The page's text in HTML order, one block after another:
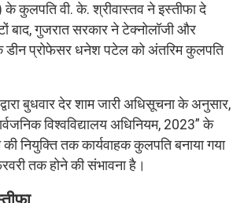
के कुलपति वी. के. श्रीवास्तव ने इस्तीफा दे
बाद, गुजरात सरकार ने टेक्नोलॉजी और
के डीन प्रोफेसर धनेश पटेल को अंतरिम कुलपति
द्वारा बुधवार देर शाम जारी अधिसूचना के अनुसार,
विश्वविद्यालय अधिनियम, 2023” के
नियुक्ति तक कार्यवाहक कुलपति बनाया गया
तक होने की संभावना है।